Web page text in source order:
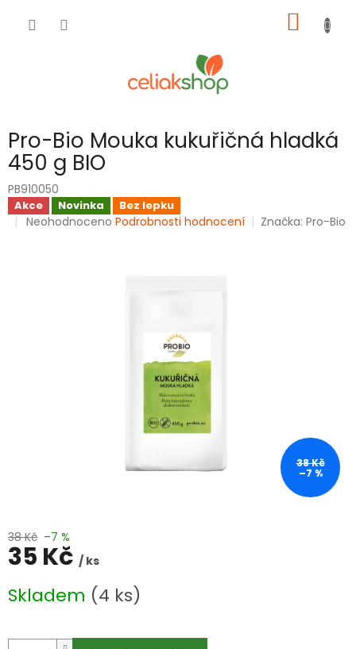
KOŠÍK
Pro-Bio Mouka kukuřičná hladká
450 g BIO
PB910050
Akce Novinka Bez lepku
Průměrné
Neohodnoceno Podrobnosti hodnocení Značka: Pro-Bio
38 Kč
–7 %
38 Kč –7 %
35 Kč / ks
cena:
Skladem (4 ks)